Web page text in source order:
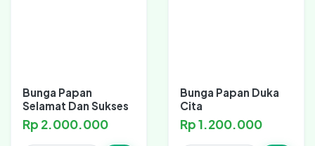
Bunga Papan
Selamat Dan Sukses
Rp 2.000.000
Bunga Papan Duka
Cita
Rp 1.200.000